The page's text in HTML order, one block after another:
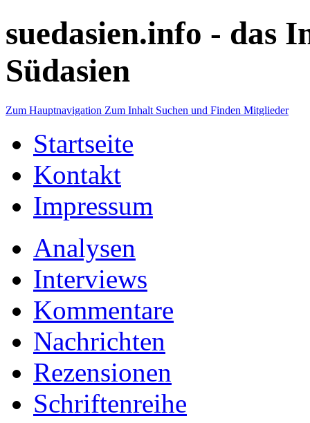
suedasien.info - das
Südasien
Zum Hauptnavigation Zum Inhalt Suchen und Finden Mitglieder
Startseite
Kontakt
Impressum
Analysen
Interviews
Kommentare
Nachrichten
Rezensionen
Schriftenreihe